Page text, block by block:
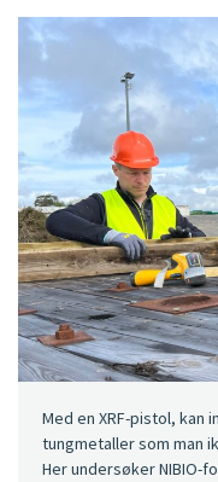
Med en XRF-pistol,
tungmetaller som man
Her undersøker NIBIO-